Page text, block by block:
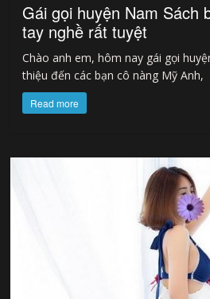
Gái gọi huyện Nam Sách
tay nghề rất tuyệt
Chào anh em, hôm nay gái gọi
thiệu đến các bạn cô nàng Mỹ Anh,
Read more